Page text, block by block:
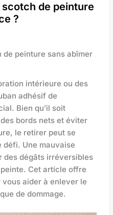
de peinture
?
peinture sans abîmer
intérieure ou des
adhésif de
Bien qu’il soit
bords nets et éviter
le retirer peut se
Une mauvaise
des dégâts irréversibles
Cet article offre
aider à enlever le
de dommage.